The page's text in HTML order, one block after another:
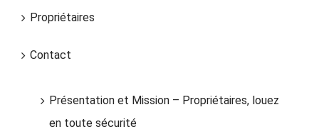
Propriétaires
Contact
Présentation et Mission – Propriétaires, louez
en toute sécurité